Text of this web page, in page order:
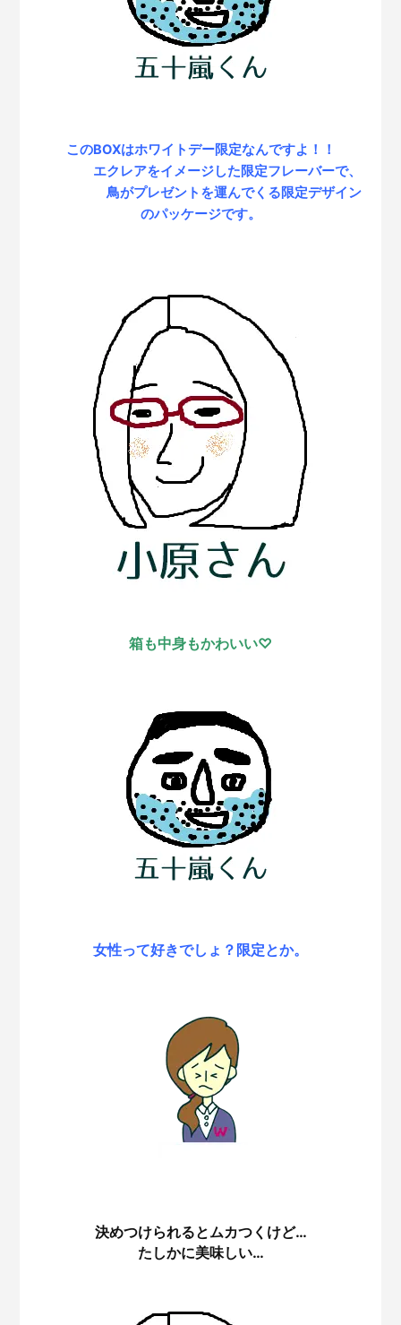
このBOXはホワイトデー限定なんですよ！！
エクレアをイメージした限定フレーバーで、
鳥がプレゼントを運んでくる限定デザイン
のパッケージです。
箱も中身もかわいい♡
女性って好きでしょ？限定とか。
決めつけられるとムカつくけど…
たしかに美味しい…